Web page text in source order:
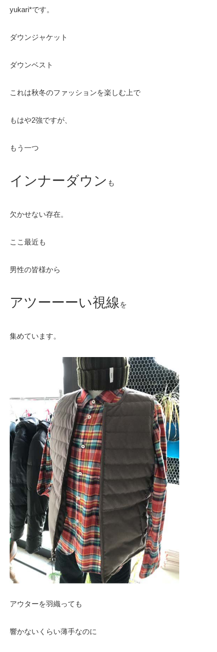
yukari*です。
ダウンジャケット
ダウンベスト
これは秋冬のファッションを楽しむ上で
もはや2強ですが、
もう一つ
インナーダウン も
欠かせない存在。
ここ最近も
男性の皆様から
アツーーーい視線 を
集めています。
アウターを羽織っても
響かないくらい薄手なのに